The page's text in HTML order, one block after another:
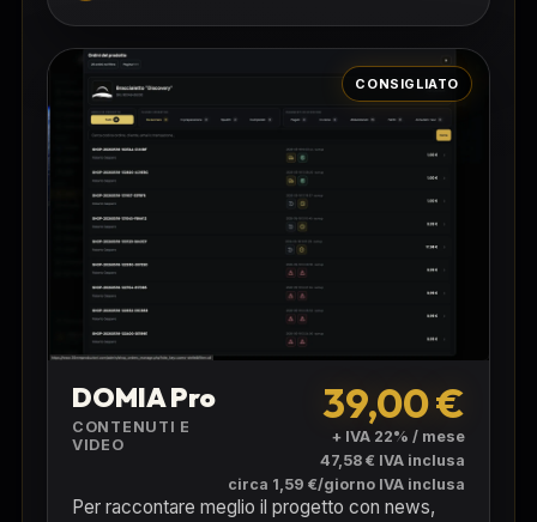
CONSIGLIATO
DOMIA Pro
CONTENUTI E
VIDEO
39,00 €
+ IVA 22% / mese
47,58 € IVA inclusa
circa 1,59 €/giorno IVA inclusa
Per raccontare meglio il progetto con news,